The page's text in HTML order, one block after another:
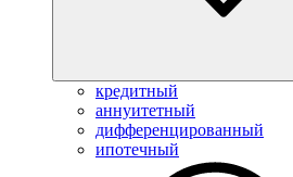
кредитный
аннуитетный
дифференцированный
ипотечный